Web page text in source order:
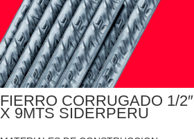
FIERRO CORRUGADO 1/2″
X 9MTS SIDERPERU